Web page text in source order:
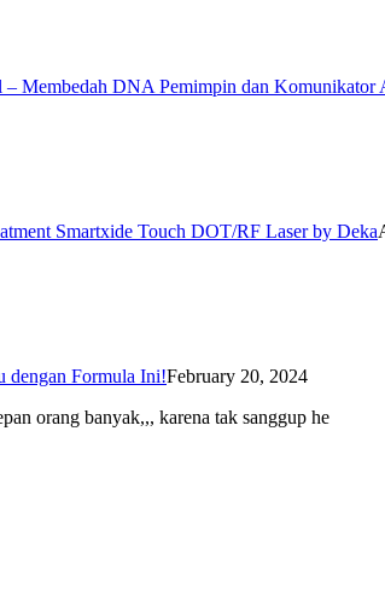
Membedah DNA Pemimpin dan
Smartxide Touch DOT/RF Laser by Deka
dengan Formula Ini!February 20, 2024
orang banyak,,, karena tak sanggup he